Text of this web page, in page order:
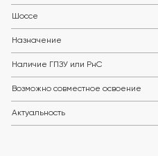
Шоссе
Назначение
Наличие ГПЗУ или РнС
Возможно совместное освоение
Актуальность